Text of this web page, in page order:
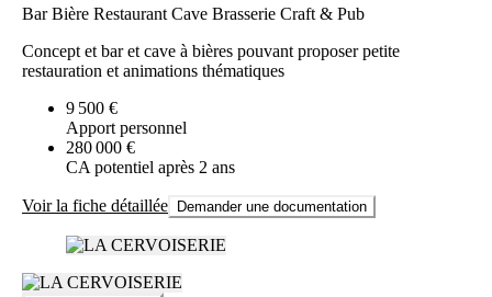
Bar Bière Restaurant Cave Brasserie Craft & Pub
Concept et bar et cave à bières pouvant proposer petite
restauration et animations thématiques
9 500 €
Apport personnel
280 000 €
CA potentiel après 2 ans
Voir la fiche détaillée Demander une documentation